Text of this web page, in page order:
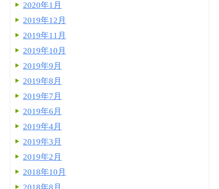
2020年1月
2019年12月
2019年11月
2019年10月
2019年9月
2019年8月
2019年7月
2019年6月
2019年4月
2019年3月
2019年2月
2018年10月